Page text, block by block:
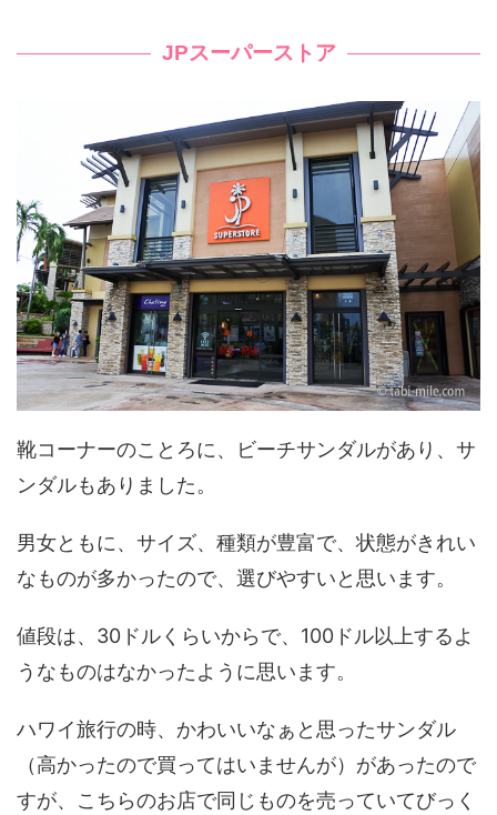
JPスーパーストア
靴コーナーのことろに、ビーチサンダルがあり、サ
ンダルもありました。
男女ともに、サイズ、種類が豊富で、状態がきれい
なものが多かったので、選びやすいと思います。
値段は、30ドルくらいからで、100ドル以上するよ
うなものはなかったように思います。
ハワイ旅行の時、かわいいなぁと思ったサンダル
（高かったので買ってはいませんが）があったので
すが、こちらのお店で同じものを売っていてびっく